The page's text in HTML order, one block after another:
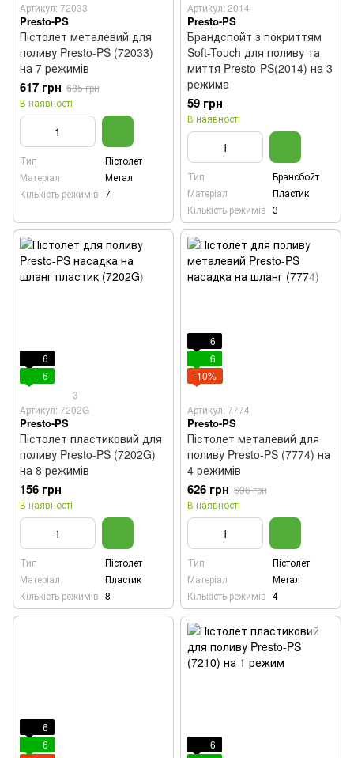
Артикул: 72033
Presto-PS
Пістолет металевий для
поливу Presto-PS (72033)
на 7 режимів
617 грн 685 грн
В наявності
Тип
Пістолет
Матеріал
Метал
Кількість режимів 7
Артикул: 2014
Presto-PS
Брандспойт з покриттям
Soft-Touch для поливу та
миття Presto-PS(2014) на 3
режима
59 грн
В наявності
Тип
Брансбойт
Матеріал
Пластик
Кількість режимів 3
6
6
3
Артикул: 7202G
Presto-PS
Пістолет пластиковий для
поливу Presto-PS (7202G)
на 8 режимів
156 грн
В наявності
Тип
Пістолет
Матеріал
Пластик
Кількість режимів 8
6
6
-10%
Артикул: 7774
Presto-PS
Пістолет металевий для
поливу Presto-PS (7774) на
4 режимів
626 грн 696 грн
В наявності
Тип
Пістолет
Матеріал
Метал
Кількість режимів 4
6
6
6